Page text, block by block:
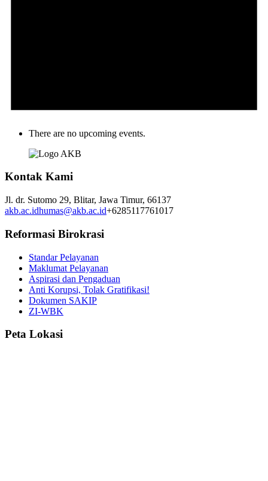
There are no upcoming events.
Kontak Kami
Jl. dr. Sutomo 29, Blitar, Jawa Timur, 66137
akb.ac.idhumas@akb.ac.id+6285117761017
Reformasi Birokrasi
Standar Pelayanan
Maklumat Pelayanan
Aspirasi dan Pengaduan
Anti Korupsi, Tolak Gratifikasi!
Dokumen SAKIP
ZI-WBK
Peta Lokasi